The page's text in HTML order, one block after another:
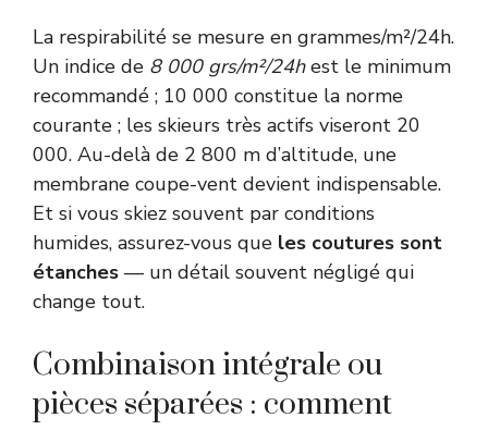
La respirabilité se mesure en grammes/m²/24h.
Un indice de 8 000 grs/m²/24hest le minimum
recommandé ; 10 000 constitue la norme
courante ; les skieurs très actifs viseront 20
000. Au-delà de 2 800 m d’altitude, une
membrane coupe-vent devient indispensable.
Et si vous skiez souvent par conditions
humides, assurez-vous que les coutures sont
étanches — un détail souvent négligé qui
change tout.
Combinaison intégrale ou
pièces séparées : comment